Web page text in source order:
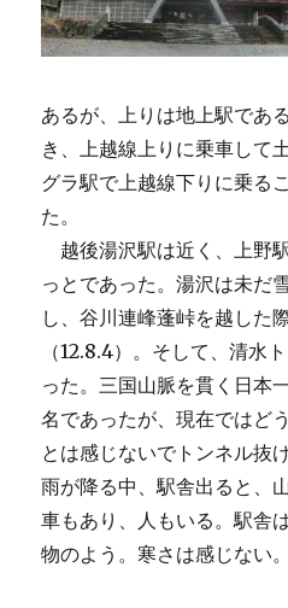
あるが、上りは地上駅であ
き、上越線上りに乗車して
グラ駅で上越線下りに乗る
た。
越後湯沢駅は近く、上野
っとであった。湯沢は未だ
し、谷川連峰蓬峠を越した
（12.8.4）。そして、清水
った。三国山脈を貫く日本
名であったが、現在ではど
とは感じないでトンネル抜
雨が降る中、駅舎出ると、
車もあり、人もいる。駅舎
物のよう。寒さは感じない。